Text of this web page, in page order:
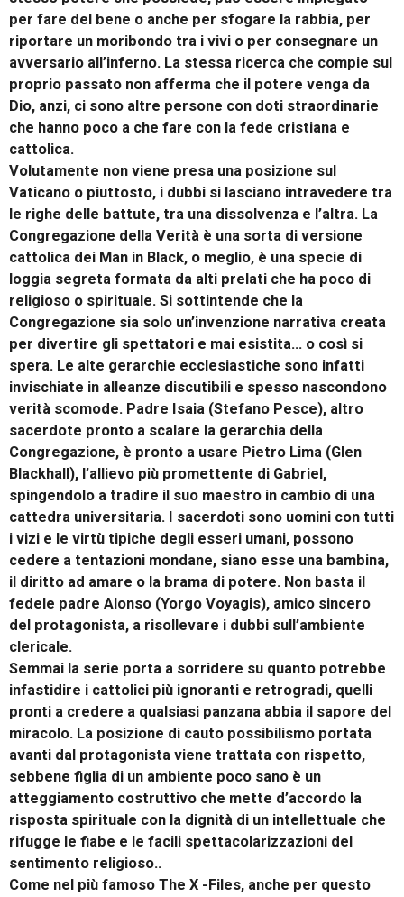
per fare del bene o anche per sfogare la rabbia, per
riportare un moribondo tra i vivi o per consegnare un
avversario all’inferno. La stessa ricerca che compie sul
proprio passato non afferma che il potere venga da
Dio, anzi, ci sono altre persone con doti straordinarie
che hanno poco a che fare con la fede cristiana e
cattolica.
Volutamente non viene presa una posizione sul
Vaticano o piuttosto, i dubbi si lasciano intravedere tra
le righe delle battute, tra una dissolvenza e l’altra. La
Congregazione della Verità è una sorta di versione
cattolica dei Man in Black, o meglio, è una specie di
loggia segreta formata da alti prelati che ha poco di
religioso o spirituale. Si sottintende che la
Congregazione sia solo un’invenzione narrativa creata
per divertire gli spettatori e mai esistita... o così si
spera. Le alte gerarchie ecclesiastiche sono infatti
invischiate in alleanze discutibili e spesso nascondono
verità scomode. Padre Isaia (Stefano Pesce), altro
sacerdote pronto a scalare la gerarchia della
Congregazione, è pronto a usare Pietro Lima (Glen
Blackhall), l’allievo più promettente di Gabriel,
spingendolo a tradire il suo maestro in cambio di una
cattedra universitaria. I sacerdoti sono uomini con tutti
i vizi e le virtù tipiche degli esseri umani, possono
cedere a tentazioni mondane, siano esse una bambina,
il diritto ad amare o la brama di potere. Non basta il
fedele padre Alonso (Yorgo Voyagis), amico sincero
del protagonista, a risollevare i dubbi sull’ambiente
clericale.
Semmai la serie porta a sorridere su quanto potrebbe
infastidire i cattolici più ignoranti e retrogradi, quelli
pronti a credere a qualsiasi panzana abbia il sapore del
miracolo. La posizione di cauto possibilismo portata
avanti dal protagonista viene trattata con rispetto,
sebbene figlia di un ambiente poco sano è un
atteggiamento costruttivo che mette d’accordo la
risposta spirituale con la dignità di un intellettuale che
rifugge le fiabe e le facili spettacolarizzazioni del
sentimento religioso..
Come nel più famoso The X -Files, anche per questo